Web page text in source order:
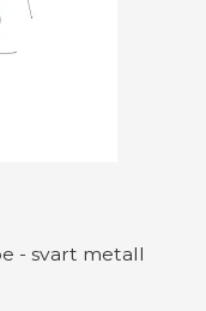
- svart metall